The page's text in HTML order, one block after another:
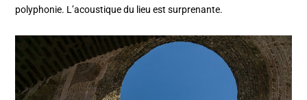
polyphonie. L’acoustique du lieu est surprenante.